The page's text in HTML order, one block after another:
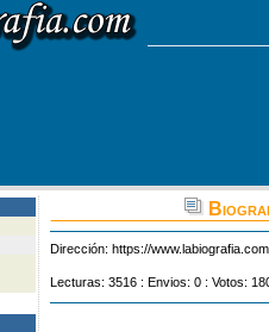
Dirección: https://
Lecturas: 3516 : Envios: 0 : Votos: